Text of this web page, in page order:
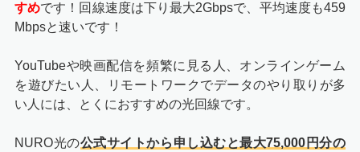
すめです！回線速度は下り最大2Gbpsで、平均速度も459
Mbpsと速いです！
YouTubeや映画配信を頻繁に見る人、オンラインゲーム
を遊びたい人、リモートワークでデータのやり取りが多
い人には、とくにおすすめの光回線です。
NURO光の公式サイトから申し込むと最大75,000円分の